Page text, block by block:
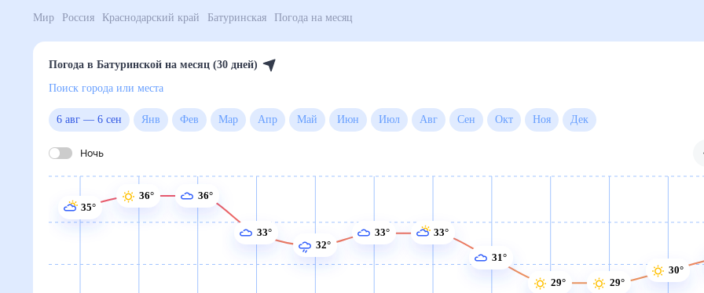
Мир Россия Краснодарский край Батуринская Погода на месяц
Погода в Батуринской на месяц (30 дней)
Поиск города или места
6 авг— 6 сен Янв Фев Мар Апр Май Июн Июл Авг Сен Окт Ноя
Ночь
35°
36° 36°
33°
32°
33°
33°
31°
29°
29°
30°